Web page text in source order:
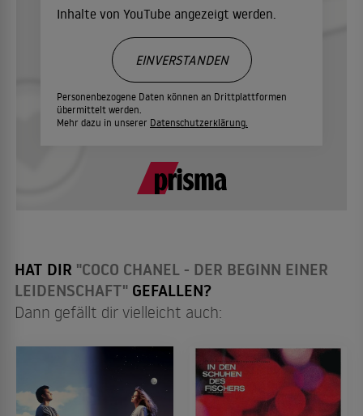
Inhalte von YouTube angezeigt werden.
Personenbezogene Daten können an Drittplattformen
übermittelt werden.
Mehr dazu in unserer Datenschutzerklärung.
EINVERSTANDEN
HAT DIR "COCO CHANEL - DER BEGINN EINER
LEIDENSCHAFT" GEFALLEN?
Dann gefällt dir vielleicht auch: